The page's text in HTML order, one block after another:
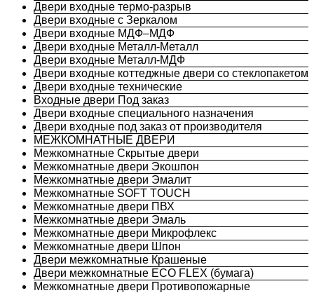
Двери входные термо-разрыв
Двери входные с Зеркалом
Двери входные МДФ–МДФ
Двери входные Металл-Металл
Двери входные Металл-МДФ
Двери входные коттеджные двери со стеклопакетом
Двери входные технические
Входные двери Под заказ
Двери входные специального назначения
Двери входные под заказ от производителя
МЕЖКОМНАТНЫЕ ДВЕРИ
Межкомнатные Скрытые двери
Межкомнатные двери Экошпон
Межкомнатные двери Эмалит
Межкомнатные SOFT TOUCH
Межкомнатные двери ПВХ
Межкомнатные двери Эмаль
Межкомнатные двери Микрофлекс
Межкомнатные двери Шпон
Двери межкомнатные Крашеные
Двери межкомнатные ECO FLEX (бумага)
Межкомнатные двери Противопожарные